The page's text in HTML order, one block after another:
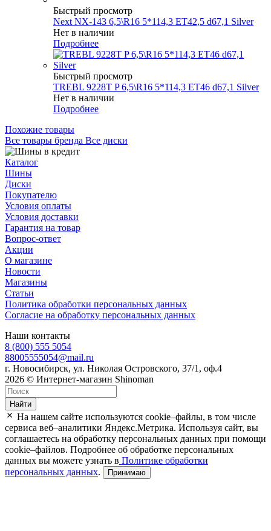
Быстрый просмотр
Next NX-143 6,5\R16 5*114,3 ET42,5 d67,1 Silver
Нет в наличии
Подробнее
Быстрый просмотр
TREBL 9228T P 6,5\R16 5*114,3 ET46 d67,1 Silver
Нет в наличии
Подробнее
Похожие товары
Все товары бренда Все диски
Каталог
Шины
Диски
Покупателю
Условия оплаты
Условия доставки
Гарантия на товар
Вопрос-ответ
Акции
О магазине
Новости
Магазины
Статьи
Политика обработки персональных данных
Согласие на обработку персональных данных
Наши контакты
8 (800) 555 5054
88005555054@mail.ru
г. Новосибирск, ул. Николая Островского, 37/1, оф.4
2026 © Интернет-магазин Shinoman
Найти
На нашем сайте используются cookie–файлы, в том числе
сервиса веб–аналитики Яндекс.Метрика. Используя сайт, вы
соглашаетесь на обработку персональных данных при помощи
cookie–файлов. Подробнее об обработке персональных
данных вы можете узнать в Политике обработки
персональных данных. Принимаю